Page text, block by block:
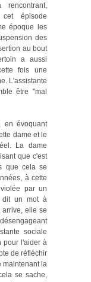
cet épisode
époque les
des
au bout
a aussi
fois une
L'assistante
être "mal
en évoquant
dame et le
La dame
que c'est
que cela se
à cette
par un
dit un mot à
elle se
sociale
pour l'aider à
de réfléchir
maintenant la
se sache,